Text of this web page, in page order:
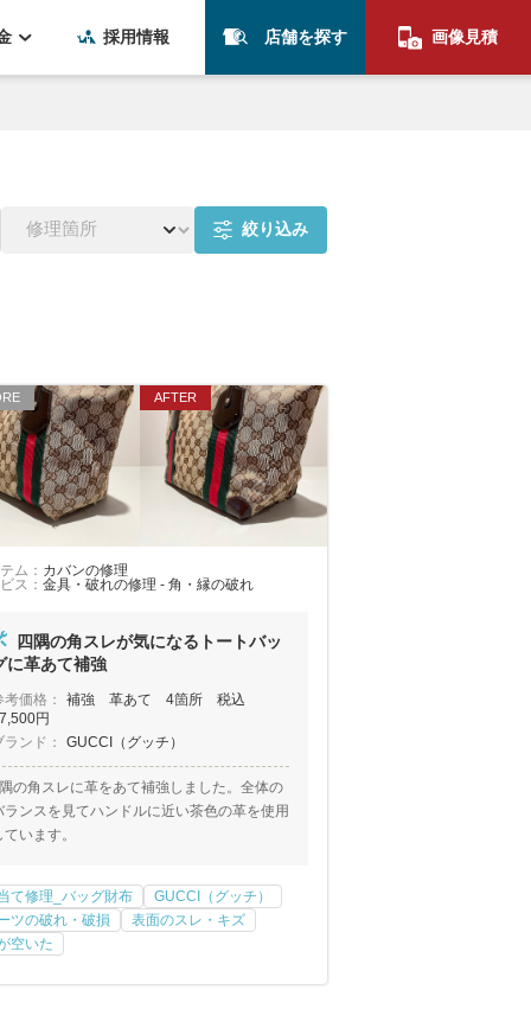
採用情報 店舗を探す 画像見積
ム： カバンの修理
ス： 金具・破れの修理 - 角・縁の破れ
四隅の角スレが気になるトートバッ
に革あて補強
考価格：
補強 革あて 4箇所 税込
円
ランド：
GUCCI（グッチ）
の角スレに革をあて補強しました。全体の
ランスを見てハンドルに近い茶色の革を使用
ています。
て修理_バッグ財布
GUCCI（グッチ）
ツの破れ・破損
表面のスレ・キズ
空いた